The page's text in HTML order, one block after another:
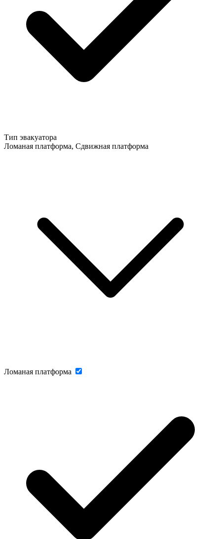
Тип эвакуатора
Ломаная платформа, Сдвижная платформа
Ломаная платформа